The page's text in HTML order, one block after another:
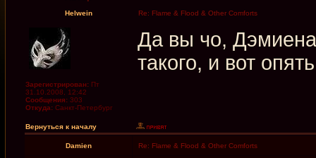
Helwein Re: Flame & Flood & Other Comforts
Зарегистрирован: Пт
31.10.2008, 12:42
Сообщения: 303
Откуда: Санкт-Петербург
Да вы чо,
такого, и вот
Вернуться к началу
Damien Re: Flame & Flood & Other Comforts